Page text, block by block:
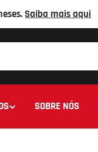
Saiba mais aqui
SOBRE NÓS